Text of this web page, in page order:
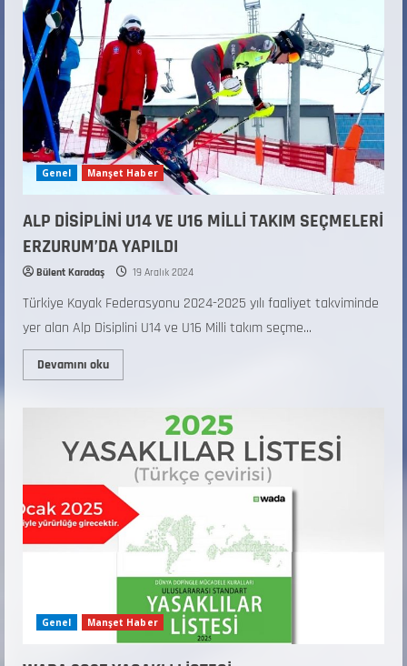
Genel Manşet Haber
ALP DİSİPLİNİ U14 VE U16 MİLLİ TAKIM SEÇMELERİ
ERZURUM’DA YAPILDI
Bülent Karadaş 19 Aralık 2024
Türkiye Kayak Federasyonu 2024-2025 yılı faaliyet takviminde
yer alan Alp Disiplini U14 ve U16 Milli takım seçme...
Devamını oku
Genel Manşet Haber